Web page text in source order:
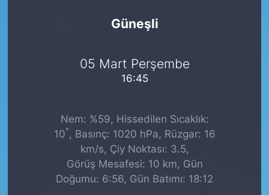
Güneşli
05 Mart Perşembe
16:45
Nem: %59, Hissedilen Sıcaklık:
10° , Basınç: 1020 hPa, Rüzgar: 16
km/s, Çiy Noktası: 3.5,
Görüş Mesafesi: 10 km, Gün
Doğumu: 6:56, Gün Batımı: 18:12